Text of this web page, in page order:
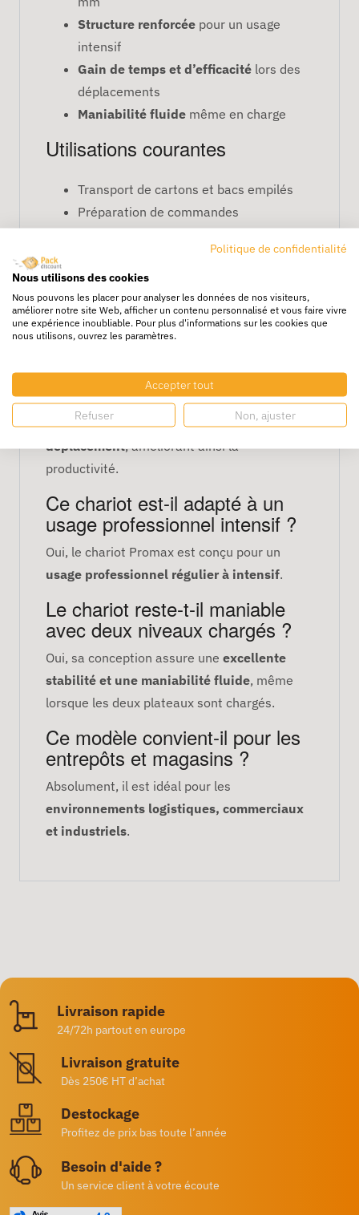
Structure renforcée pour un usage
intensif
Gain de temps et d’efficacité lors des
déplacements
Maniabilité fluide même en charge
Utilisations courantes
Transport de cartons et bacs empilés
Préparation de commandes
Approvisionnement en magasin
FAQ – Chariot Promax à 2
niveaux 1150 x 676 mm
niveaux du chariot ?
Les deux niveaux permettent detransporter
plus de marchandises en un seul
déplacement, améliorant ainsi la
productivité.
Ce chariot est-il adapté à un
usage professionnel intensif ?
Oui, le chariot Promax est conçu pour un
usage professionnel régulier à intensif.
Le chariot reste-t-il maniable
avec deux niveaux chargés ?
Oui, sa conception assure une excellente
stabilité et une maniabilité fluide, même
lorsque les deux plateaux sont chargés.
Ce modèle convient-il pour les
entrepôts et magasins ?
Absolument, il est idéal pour les
environnements logistiques, commerciaux
et industriels.
Livraison rapide
24/72h partout en europe
Livraison gratuite
Dès 250€ HT d’achat
Destockage
Profitez de prix bas toute l’année
Besoin d'aide ?
Un service client à votre écoute
Politique de confidentialité
Nous utilisons des cookies
Nous pouvons les placer pour analyser les données de nos visiteurs,
améliorer notre site Web, afficher un contenu personnalisé et vous faire vivre
une expérience inoubliable. Pour plus d'informations sur les cookies que
nous utilisons, ouvrez les paramètres.
Accepter tout
Refuser Non, ajuster